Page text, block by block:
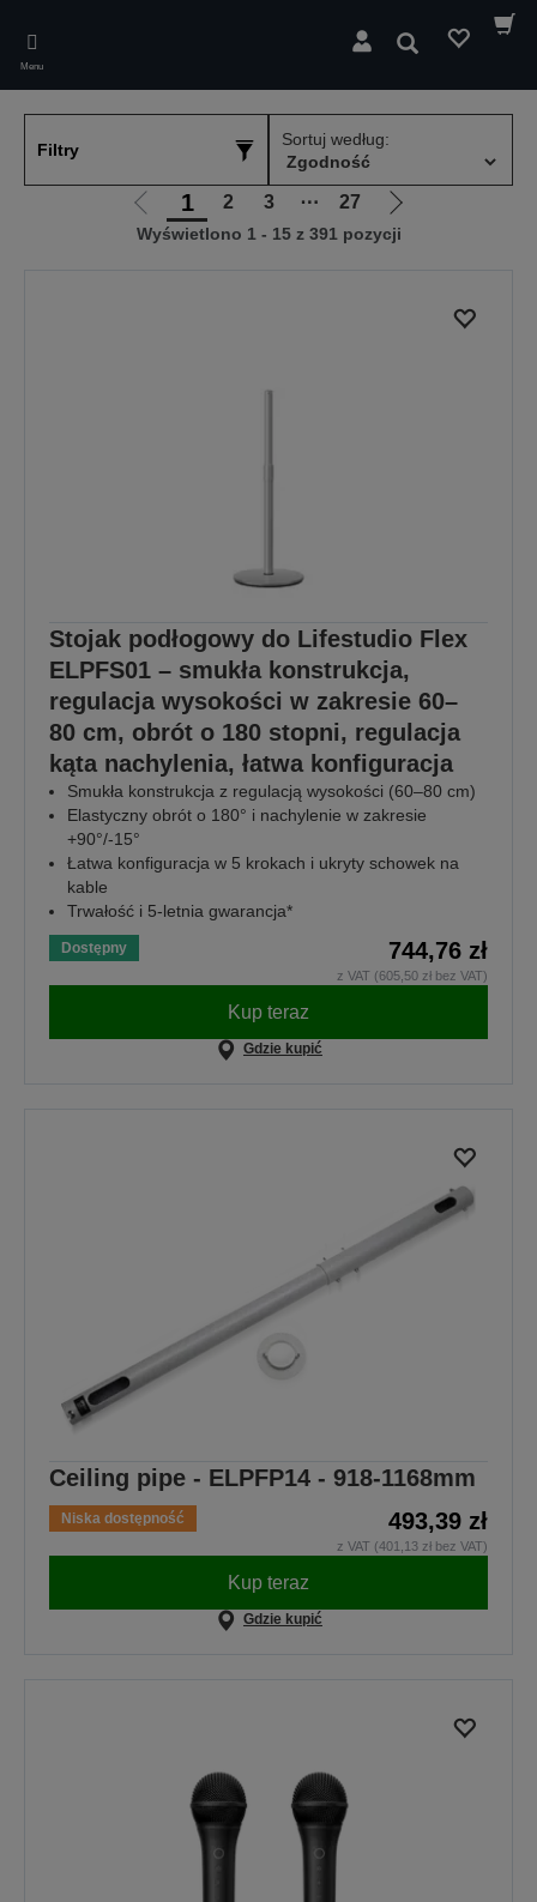
main
content
Menu
Wyszukaj
Filtry
Sortuj według:
Przejdź
do
1 2 3 ⋯ 27
Przejdź
do
Wyświetlono 1 - 15 z 391 pozycji
Stojak podłogowy do Lifestudio Flex
ELPFS01 – smukła konstrukcja,
regulacja wysokości w zakresie 60–
80 cm, obrót o 180 stopni, regulacja
kąta nachylenia, łatwa konfiguracja
Smukła konstrukcja z regulacją wysokości (60–80 cm)
Elastyczny obrót o 180° i nachylenie w zakresie
+90°/-15°
Łatwa konfiguracja w 5 krokach i ukryty schowek na
kable
Trwałość i 5-letnia gwarancja*
Dostępny 744,76 zł
z VAT (605,50 zł bez VAT)
Kup teraz
Gdzie kupić
Ceiling pipe - ELPFP14 - 918-1168mm
Niska dostępność 493,39 zł
z VAT (401,13 zł bez VAT)
Kup teraz
Gdzie kupić